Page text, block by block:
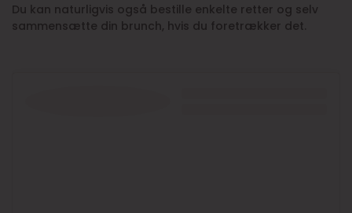
Du kan naturligvis også bestille enkelte retter og selv
sammensætte din brunch, hvis du foretrækker det.